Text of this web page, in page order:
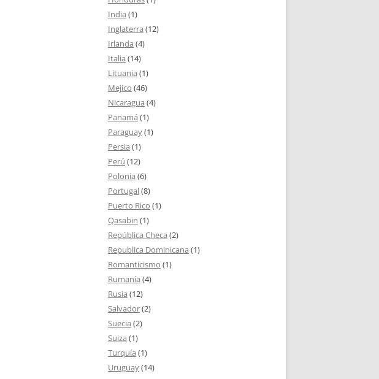
India (1)
Inglaterra (12)
Irlanda (4)
Italia (14)
Lituania (1)
Mejico (46)
Nicaragua (4)
Panamá (1)
Paraguay(1)
Persia (1)
Perú (12)
Polonia (6)
Portugal(8)
Puerto Rico (1)
Qasabin (1)
República Checa (2)
Republica Dominicana (1)
Romanticismo (1)
Rumanía (4)
Rusia (12)
Salvador(2)
Suecia (2)
Suiza (1)
Turquía (1)
Uruguay(14)